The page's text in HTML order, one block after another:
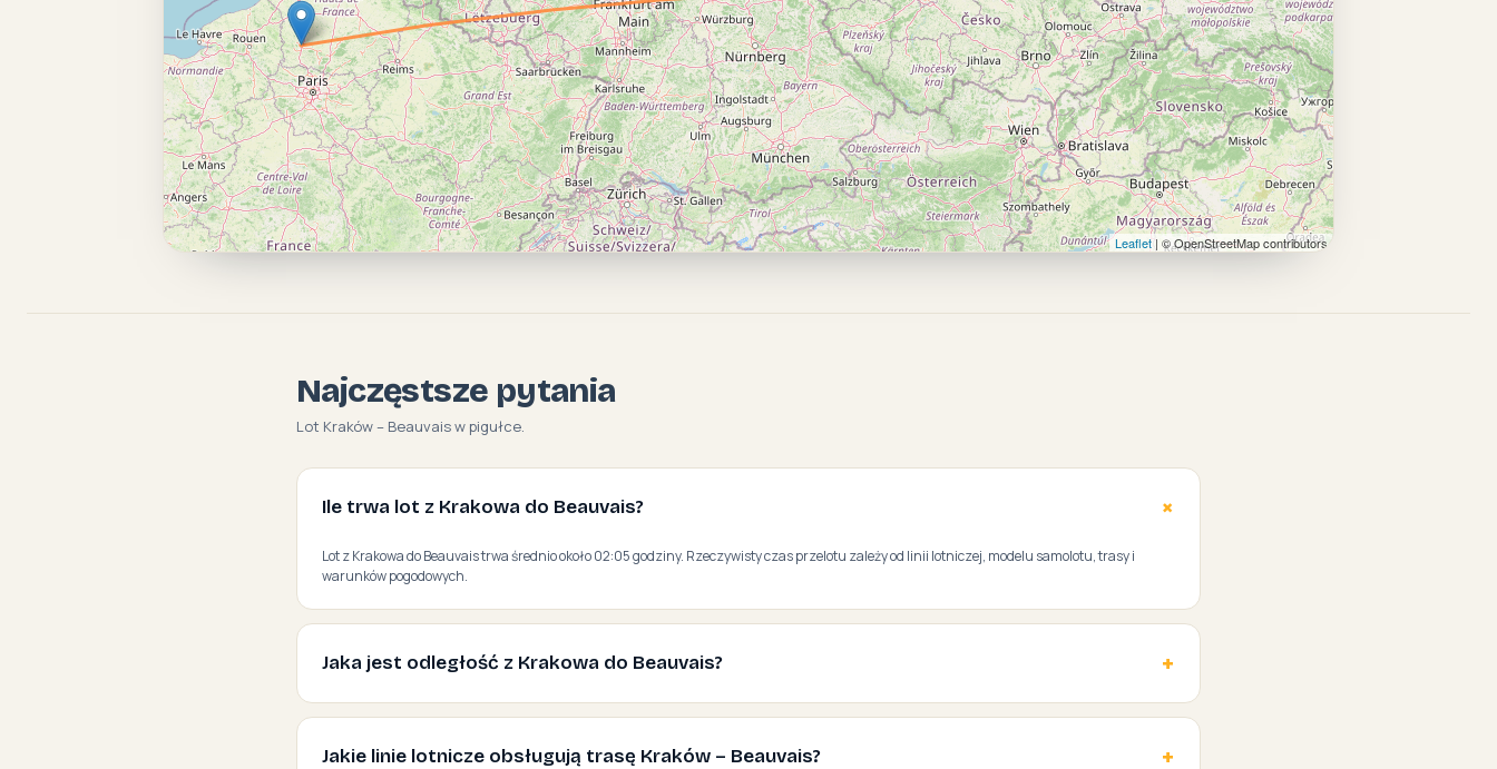
Leaflet | © OpenStreetMap contributors
Najczęstsze pytania
Lot Kraków – Beauvais w pigułce.
Ile trwa lot z Krakowa do Beauvais?
Lot z Krakowa do Beauvais trwa średnio około 02:05 godziny. Rzeczywisty czas przelotu zależy od linii lotniczej, modelu samolotu, trasy i
warunków pogodowych.
Jaka jest odległość z Krakowa do Beauvais?
Jakie linie lotnicze obsługują trasę Kraków – Beauvais?